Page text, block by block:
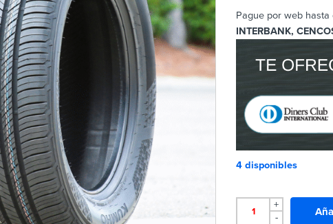
Pague por web
INTERBANK,
4 disponibles
+
-